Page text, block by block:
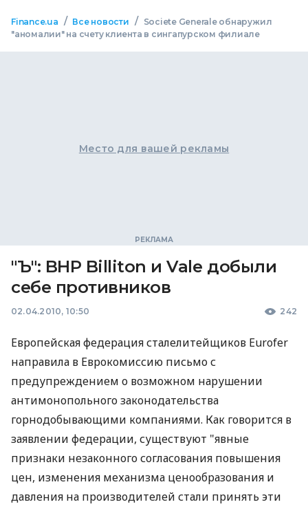
Finance.ua / Все новости /
Societe Generale обнаружил
"аномалии" на счету клиента в сингапурском филиале
Место для вашей рекламы
"Ъ": BHP Billiton и Vale добыли
себе противников
02.04.2010, 10:50 242
Европейская федерация сталелитейщиков Eurofer
направила в Еврокомиссию письмо с
предупреждением о возможном нарушении
антимонопольного законодательства
горнодобывающими компаниями. Как говорится в
заявлении федерации, существуют "явные
признаки незаконного согласования повышения
цен, изменения механизма ценообразования и
давления на производителей стали принять эти